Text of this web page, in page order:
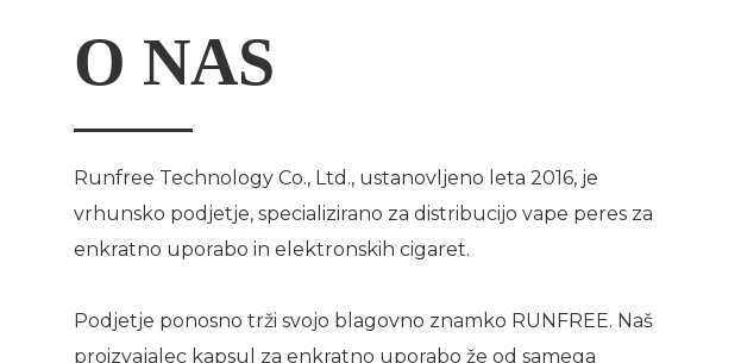
O NAS
Runfree Technology Co., Ltd., ustanovljeno leta 2016, je
vrhunsko podjetje, specializirano za distribucijo vape peres za
enkratno uporabo in elektronskih cigaret.
Podjetje ponosno trži svojo blagovno znamko RUNFREE. Naš
proizvajalec kapsul za enkratno uporabo že od samega